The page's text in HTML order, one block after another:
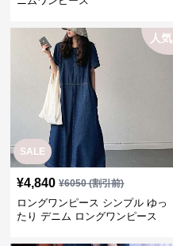
SALE
人気
¥4,840 ¥6050(割引前)
ロングワンピース シンプル ゆっ
たり デニム ロングワンピース